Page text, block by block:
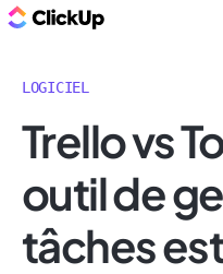
LOGICIEL
Trello vs
outil de
tâches